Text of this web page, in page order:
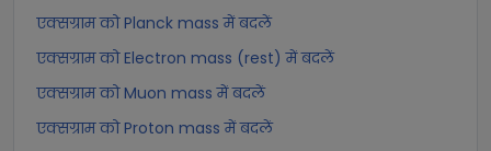
एक्सग्राम को Planck mass में बदलें
एक्सग्राम को Electron mass (rest) में बदलें
एक्सग्राम को Muon mass में बदलें
एक्सग्राम को Proton mass में बदलें